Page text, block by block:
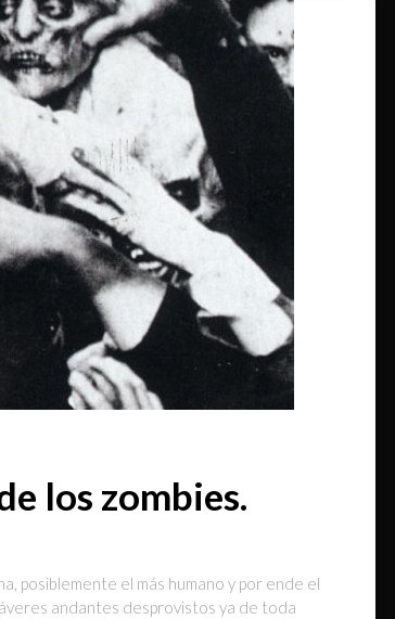
los zombies.
posiblemente el más humano y por ende el
andantes desprovistos ya de toda